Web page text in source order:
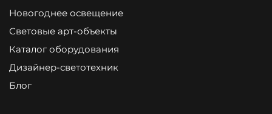
Новогоднее освещение
Световые арт-объекты
Каталог оборудования
Дизайнер-светотехник
Блог